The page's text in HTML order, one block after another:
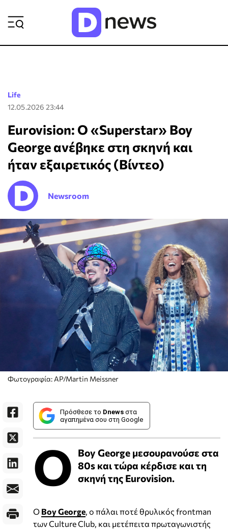
Life
12.05.2026 23:44
Eurovision: Ο «Superstar» Boy
George ανέβηκε στη σκηνή και
ήταν εξαιρετικός (Βίντεο)
Newsroom
Φωτογραφία: AP/Martin Meissner
Πρόσθεσε το Dnews στα
αγαπημένα σου στη Google
Ο Boy George μεσουρανούσε στα
80s και τώρα κέρδισε και τη
σκηνή της Eurovision.
Ο Boy George , ο πάλαι ποτέ θρυλικός frontman
των Culture Club, και μετέπειτα πρωταγωνιστής